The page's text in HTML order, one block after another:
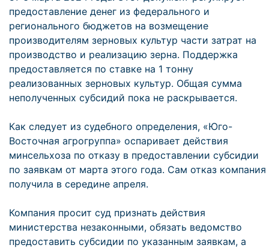
предоставление денег из федерального и
регионального бюджетов на возмещение
производителям зерновых культур части затрат на
производство и реализацию зерна. Поддержка
предоставляется по ставке на 1 тонну
реализованных зерновых культур. Общая сумма
неполученных субсидий пока не раскрывается.
Как следует из судебного определения, «Юго-
Восточная агрогруппа» оспаривает действия
минсельхоза по отказу в предоставлении субсидии
по заявкам от марта этого года. Сам отказ компания
получила в середине апреля.
Компания просит суд признать действия
министерства незаконными, обязать ведомство
предоставить субсидии по указанным заявкам, а